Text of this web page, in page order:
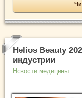
Helios Beauty
индустрии
Новости медицины